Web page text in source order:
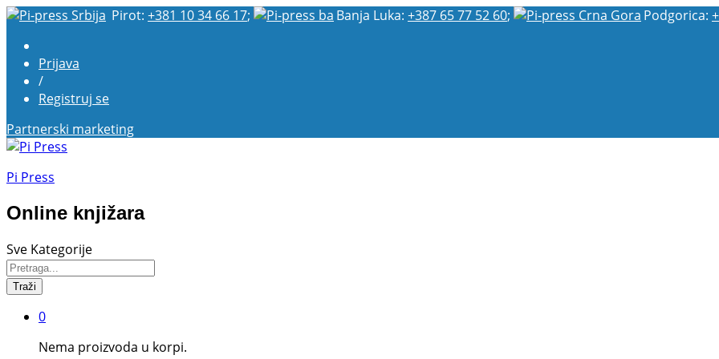
Pirot: +381 10 34 66 17; Banja Luka: +387 65 77 52 60; Podgorica:
Prijava
/
Registruj se
Partnerski marketing
Pi Press
Online knjižara
Sve Kategorije
Traži
0
Nema proizvoda u korpi.